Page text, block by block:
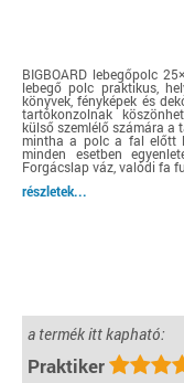
BIGBOARD lebegőpolc
lebegő polc praktikus,
könyvek, fényképek és
tartókonzolnak
külső szemlélő számára a
mintha a polc a fal előtt
minden esetben
Forgácslap váz, valódi fa
részletek...
a termék itt kapható:
Praktiker